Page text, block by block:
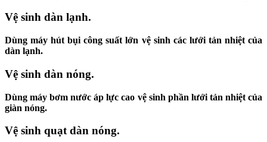
Vệ sinh dàn lạnh.
Dùng máy hút bụi công suất lớn vệ sinh các lưới tản nhiệt của
dàn lạnh.
Vệ sinh dàn nóng.
Dùng máy bơm nước áp lực cao vệ sinh phần lưới tản nhiệt của
giàn nóng.
Vệ sinh quạt dàn nóng.